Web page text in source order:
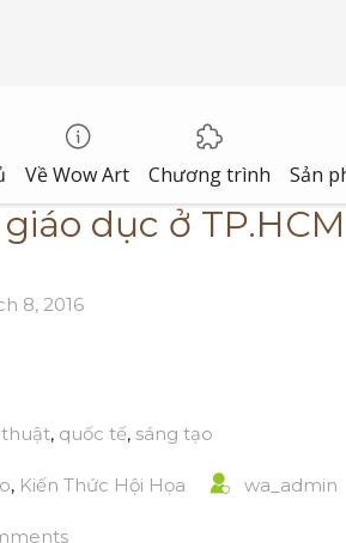
Về Wow Art Chương trình Sản
dục ở TP.HCM
8, 2016
, quốc tế, sáng tạo
, Kiến Thức Hội Họa wa_admin